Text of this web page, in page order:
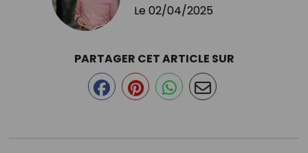
Le 02/04/2025
PARTAGER CET ARTICLE SUR